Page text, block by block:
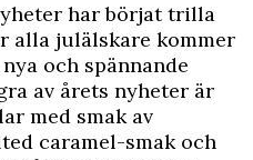
har börjat trilla
alla julälskare kommer
och spännande
av årets nyheter är
med smak av
caramel-smak och